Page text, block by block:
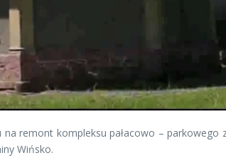
remont kompleksu pałacowo –
Wińsko.